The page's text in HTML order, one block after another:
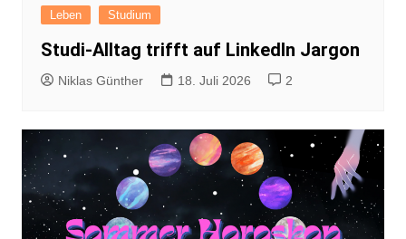
Leben Studium
Studi-Alltag trifft auf LinkedIn Jargon
Niklas Günther 18. Juli 2026 2